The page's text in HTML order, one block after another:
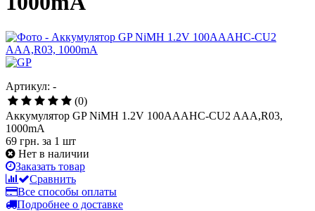
Артикул: -
(0)
Аккумулятор GP NiMH 1.2V 100AAAHC-CU2 AAA,R03,
1000mA
69 грн. за 1 шт
Нет в наличии
Заказать товар
Сравнить
Все способы оплаты
Подробнее о доставке